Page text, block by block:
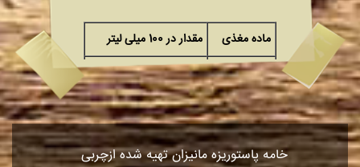
ماده مغذی
مقدار در 100 میلی لیتر
انرژی
297Kcal
چربی کل
30g
خامه پاستوریزه مانیزان تهیه شده ازچربی